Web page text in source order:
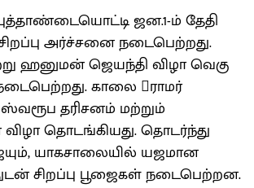
ஜன.1-ம் தேதி
அர்ச்சனை நடைபெற்றது.
ஹனுமன் ஜெயந்தி விழா வெகு
காலை ராமர்
தரிசனம் மற்றும்
தொடங்கியது. தொடர்ந்து
யாகசாலையில் யஜமான
சிறப்பு பூஜைகள் நடைபெற்றன.